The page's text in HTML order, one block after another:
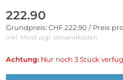
222.90
Grundpreis: CHF 222.90 / Preis
inkl. Mwst zzgl. Versandkosten
Achtung: Nur noch 3 Stück